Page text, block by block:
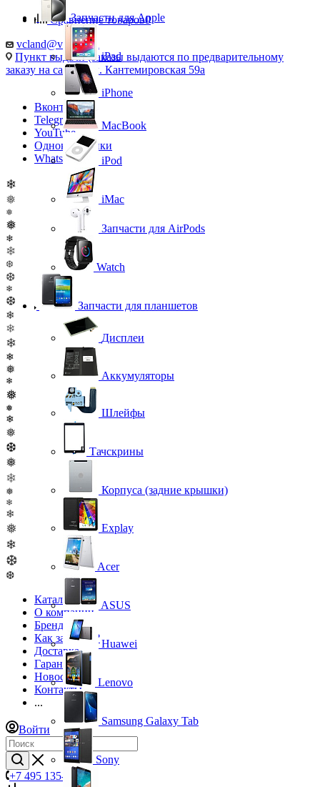
Сравнение товаров0
vcland@vcland.ru
Пункт выдачи (заказы выдаются по предварительному
заказу на сайте), ул. Кантемировская 59а
Вконтакте
Telegram
YouTube
Одноклассники
WhatsApp
❄
❅
❅
❅
❄
❄
❆
❆
❄
❆
❄
❄
❄
❄
❅
❄
❅
❅
❄
❅
❆
❅
❄
❅
❄
❄
❅
❄
❆
❆
Каталог
О компании
Бренды
Как заказать?
Доставка
Гарантия
Новости
Контакты
...
Войти
+7 495 135-39-43
Запчасти для Apple
iPad
iPhone
MacBook
iPod
iMac
Запчасти для AirPods
Watch
Запчасти для планшетов
Дисплеи
Аккумуляторы
Шлейфы
Тачскрины
Корпуса (задние крышки)
Explay
Acer
ASUS
Huawei
Lenovo
Samsung Galaxy Tab
Sony